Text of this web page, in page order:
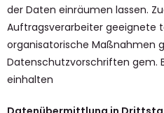
der Daten einräumen lassen.
Auftragsverarbeiter geeignete
organisatorische Maßnahmen
Datenschutzvorschriften gem.
einhalten